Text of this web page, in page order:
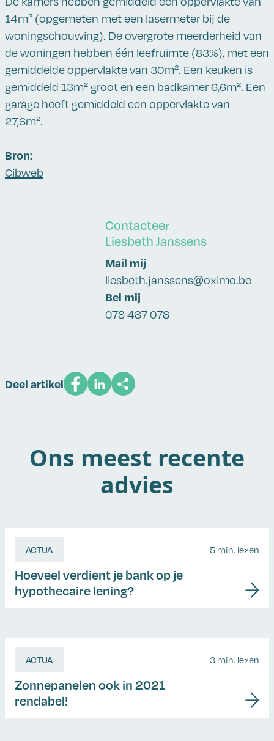
14m² (opgemeten met een lasermeter bij de
woningschouwing). De overgrote meerderheid van
de woningen hebben één leefruimte (83%), met een
gemiddelde oppervlakte van 30m². Een keuken is
gemiddeld 13m² groot en een badkamer 6,6m². Een
garage heeft gemiddeld een oppervlakte van
27,6m².
Bron:
Cibweb
Contacteer
Liesbeth Janssens
Mail mij
liesbeth.janssens@oximo.be
Bel mij
078 487 078
Deel artikel
Ons meest recente
advies
ACTUA 5 min. lezen
Hoeveel verdient je bank op je
hypothecaire lening?
ACTUA 3 min. lezen
Zonnepanelen ook in 2021
rendabel!